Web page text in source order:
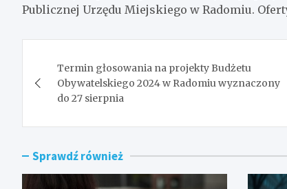
Publicznej Urzędu Miejskiego w Radomiu.
wpisu
Termin głosowania na projekty Budżetu
Obywatelskiego 2024 w Radomiu wyznaczony
do 27 sierpnia
Sprawdź również